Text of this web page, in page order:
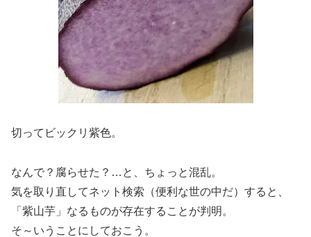
切ってビックリ紫色。
なんで？腐らせた？…と、ちょっと混乱。
気を取り直してネット検索（便利な世の中だ）すると、
「紫山芋」なるものが存在することが判明。
そ～いうことにしておこう。